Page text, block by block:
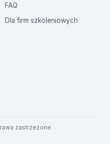
FAQ
Dla firm szkoleniowych
zastrzeżone